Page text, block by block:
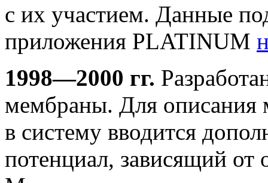
с их участием. Данные
приложения PLATINUM
1998—2000 гг.
мембраны. Для описания
в систему вводится
потенциал, зависящий от